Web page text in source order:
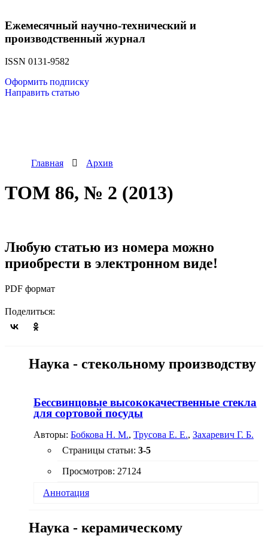
Ежемесячный научно-технический и
производственный журнал
ISSN 0131-9582
Оформить подписку
Направить статью
Главная Архив
ТОМ 86, № 2 (2013)
Любую статью из номера можно
приобрести в электронном виде!
PDF формат
Поделиться:
Наука - стекольному производству
Бессвинцовые высококачественные стекла
для сортовой посуды
Авторы: Бобкова Н. М., Трусова Е. Е., Захаревич Г. Б.
Страницы статьи: 3-5
Просмотров: 27124
Аннотация
стекол для сортовой посуды. Исследовали стекла
Наука - керамическому